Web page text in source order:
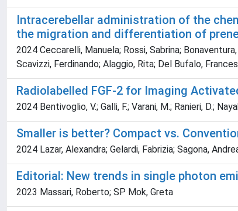
Intracerebellar administration of the
the migration and differentiation of
2024 Ceccarelli, Manuela; Rossi, Sabrina;
Scavizzi, Ferdinando; Alaggio, Rita; Del Bufalo,
Radiolabelled FGF-2 for Imaging
2024 Bentivoglio, V.; Galli, F.; Varani, M.; Ranieri, D.;
Smaller is better? Compact vs.
2024 Lazar, Alexandra; Gelardi, Fabrizia; Sagona,
Editorial: New trends in single photon
2023 Massari, Roberto; SP Mok, Greta